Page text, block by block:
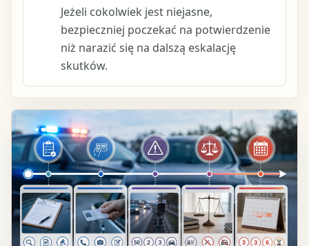
Jeżeli cokolwiek jest niejasne,
bezpieczniej poczekać na potwierdzenie
niż narazić się na dalszą eskalację
skutków.